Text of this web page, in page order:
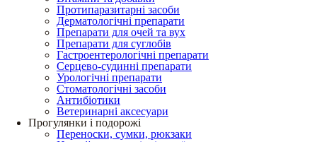
Протипаразитарні засоби
Дерматологічні препарати
Препарати для очей та вух
Препарати для суглобів
Гастроентерологічні препарати
Серцево-судинні препарати
Урологічні препарати
Стоматологічні засоби
Антибіотики
Ветеринарні аксесуари
Прогулянки і подорожі
Переноски, сумки, рюкзаки